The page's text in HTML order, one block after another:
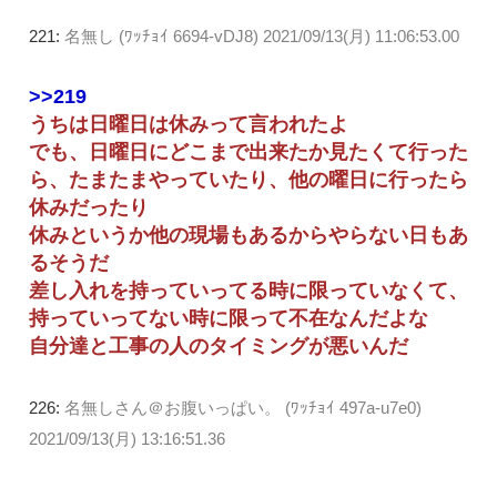
221: 名無し (ﾜｯﾁｮｲ 6694-vDJ8) 2021/09/13(月) 11:06:53.00
>>219
うちは日曜日は休みって言われたよ
でも、日曜日にどこまで出来たか見たくて行った
ら、たまたまやっていたり、他の曜日に行ったら
休みだったり
休みというか他の現場もあるからやらない日もあ
るそうだ
差し入れを持っていってる時に限っていなくて、
持っていってない時に限って不在なんだよな
自分達と工事の人のタイミングが悪いんだ
226: 名無しさん＠お腹いっぱい。 (ﾜｯﾁｮｲ 497a-u7e0)
2021/09/13(月) 13:16:51.36